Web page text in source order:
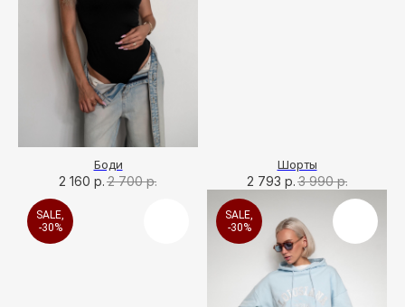
Боди
2 160 р. 2 700 р.
Шорты
2 793 р. 3 990 р.
SALE,
-30%
SALE,
-30%